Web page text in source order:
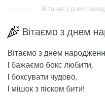
Вітання з днем
Вітаємо з днем
Вітаємо з днем
І бажаємо бокс любити,
І боксувати чудово,
І мішок з піском бити!